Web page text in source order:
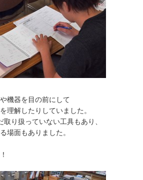
機器を目の前にして
理解したりしていました。
り扱っていない工具もあり、
場面もありました。